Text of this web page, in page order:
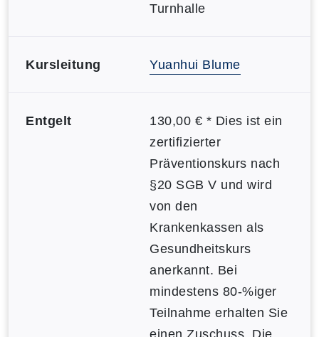
Turnhalle
Kursleitung Yuanhui Blume
Entgelt
130,00 € * Dies ist ein
zertifizierter
Präventionskurs nach
§20 SGB V und wird
von den
Krankenkassen als
Gesundheitskurs
anerkannt. Bei
mindestens 80-%iger
Teilnahme erhalten Sie
einen Zuschuss. Die